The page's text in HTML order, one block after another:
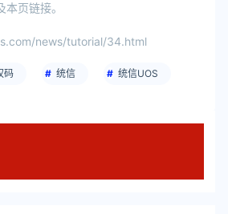
本页链接。
news/tutorial/34.html
码 统信 统信UOS